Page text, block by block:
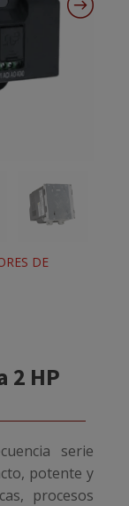
2 HP
serie
potente y
procesos
DE